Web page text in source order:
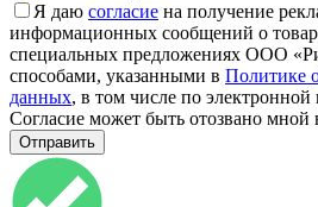
Я даю согласие на получение
информационных сообщений о
специальных предложениях ООО
способами, указанными в Политике
данных, в том числе по электронной
Согласие может быть отозвано